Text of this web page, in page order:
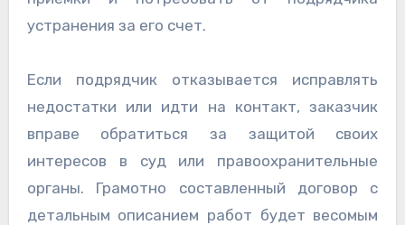
устранения за его счет.
Если подрядчик отказывается исправлять
недостатки или идти на контакт, заказчик
вправе обратиться за защитой своих
интересов в суд или правоохранительные
органы. Грамотно составленный договор с
детальным описанием работ будет весомым